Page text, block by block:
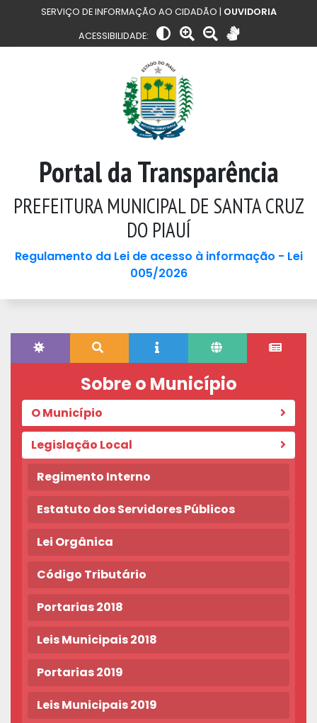
SERVIÇO DE INFORMAÇÃO AO CIDADÃO | OUVIDORIA
ACESSIBILIDADE:
Portal da Transparência
PREFEITURA MUNICIPAL DE SANTA CRUZ
DO PIAUÍ
Regulamento da Lei de acesso à informação - Lei
005/2026
Sobre o Município
O Município
Legislação Local
Regimento Interno
Estatuto dos Servidores Públicos
Lei Orgânica
Código Tributário
Portarias 2018
Leis Municipais 2018
Portarias 2019
Leis Municipais 2019